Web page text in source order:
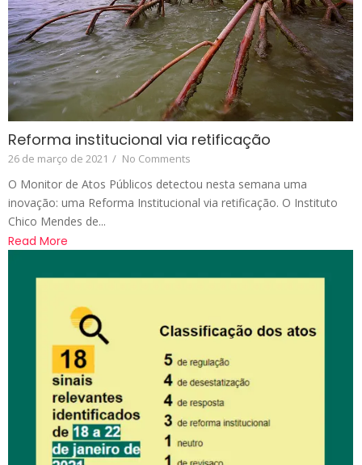
Reforma institucional via retificação
26 de março de 2021 / No Comments
O Monitor de Atos Públicos detectou nesta semana uma
inovação: uma Reforma Institucional via retificação. O Instituto
Chico Mendes de...
Read More